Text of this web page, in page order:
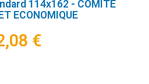
114x162 - COMITE
ECONOMIQUE
€